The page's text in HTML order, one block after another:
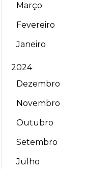
Março
Fevereiro
Janeiro
2024
Dezembro
Novembro
Outubro
Setembro
Julho